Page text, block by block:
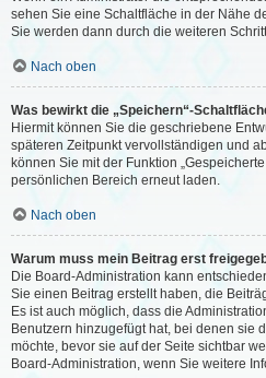
sehen Sie eine Schaltfläche in der Nähe
Sie werden dann durch die weiteren
Nach oben
Was bewirkt die „Speichern“-
Hiermit können Sie die geschriebene
späteren Zeitpunkt vervollständigen und
können Sie mit der Funktion
persönlichen Bereich erneut laden.
Nach oben
Warum muss mein Beitrag erst
Die Board-Administration kann
Sie einen Beitrag erstellt haben, die
Es ist auch möglich, dass die
Benutzern hinzugefügt hat, bei denen sie
möchte, bevor sie auf der Seite sichtbar
Board-Administration, wenn Sie weitere